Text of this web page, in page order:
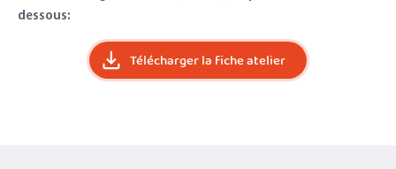
dessous:
Télécharger la fiche atelier